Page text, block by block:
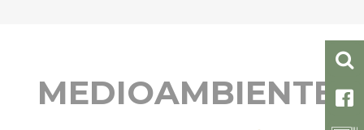
MEDIOAMBIENTE